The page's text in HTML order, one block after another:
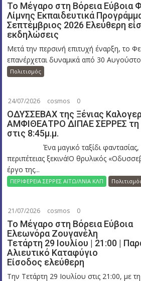
Το Μέγαρο στη Βόρεια Εύβοια
Λίμνης Εκπαιδευτικά
Σεπτέμβριος 2026 Ελεύθερη
εκδηλώσεις
Μετά την περσινή επιτυχή έναρξη, το
επανέρχεται δυναμικά από 30
Πολιτισμός
24/07/2026 cosmos 0
ΟΔΥΣΣΕΒΑΧ της Ξένιας
ΑΜΦΙΘΕΑΤΡΟ ΔΙΠΑΕ ΣΕΡΡΕΣ τη
στις 8:45μ.μ.
Ένα μαγικό ταξίδι φαντασίας,
περιπέτειας ξεκινά!Ο θρυλικός
έργο της...
ΠΕΡΙΦΕΡΕΙΑ ΣΕΡΡΕΣ ΑΙΤΩ/ΛΝΙΑ ΚΛΠ
21/07/2026 cosmos 0
Το Μέγαρο στη Βόρεια Εύβοια
Ελεωνόρα Ζουγανέλη
Τετάρτη 29 Ιουλίου | 21:00 |
Αλιευτικό Καταφύγιο
Είσοδος ελεύθερη
Την Τετάρτη 29 Ιουλίου στις 21:00, με